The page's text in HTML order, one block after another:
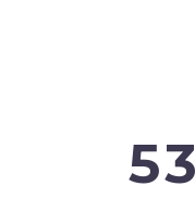
53